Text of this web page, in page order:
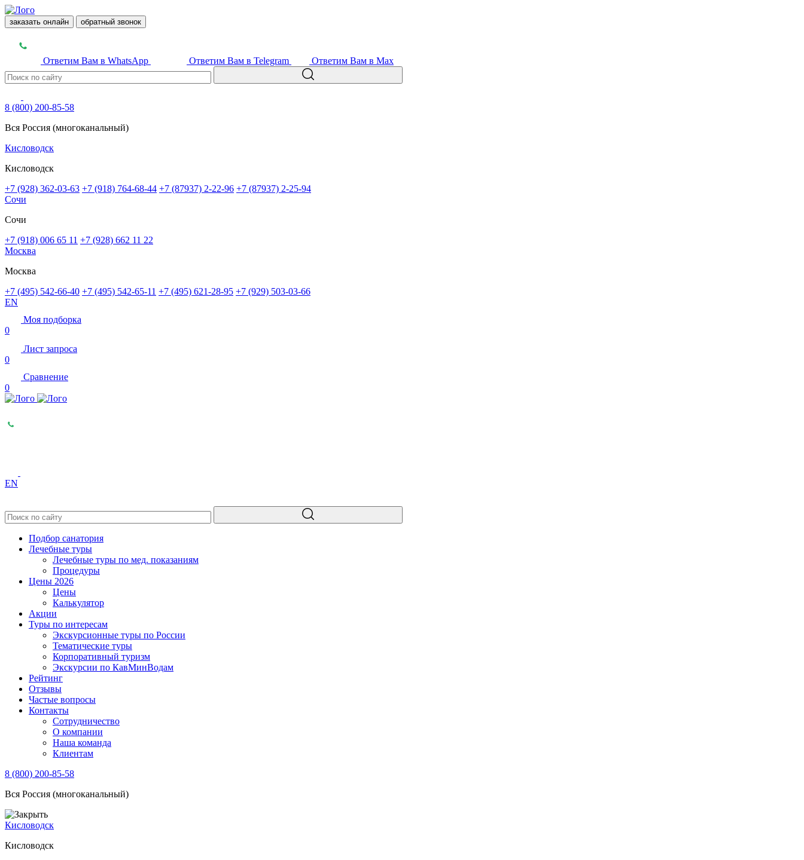
заказать онлайн обратный звонок
Ответим Вам в WhatsApp Ответим Вам в Telegram Ответим Вам в Max
8 (800) 200-85-58
Вся Россия (многоканальный)
Кисловодск
Кисловодск
+7 (928) 362-03-63 +7 (918) 764-68-44 +7 (87937) 2-22-96 +7 (87937) 2-25-94
Сочи
Сочи
+7 (918) 006 65 11 +7 (928) 662 11 22
Москва
Москва
+7 (495) 542-66-40 +7 (495) 542-65-11 +7 (495) 621-28-95 +7 (929) 503-03-66
EN
Моя подборка
0
Лист запроса
0
Сравнение
0
EN
Подбор санатория
Лечебные туры
Лечебные туры по мед. показаниям
Процедуры
Цены 2026
Цены
Калькулятор
Акции
Туры по интересам
Экскурсионные туры по России
Тематические туры
Корпоративный туризм
Экскурсии по КавМинВодам
Рейтинг
Отзывы
Частые вопросы
Контакты
Сотрудничество
О компании
Наша команда
Клиентам
8 (800) 200-85-58
Вся Россия (многоканальный)
Кисловодск
Кисловодск